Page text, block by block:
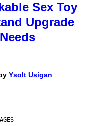
Sex Toy
Upgrade
Ysolt Usigan